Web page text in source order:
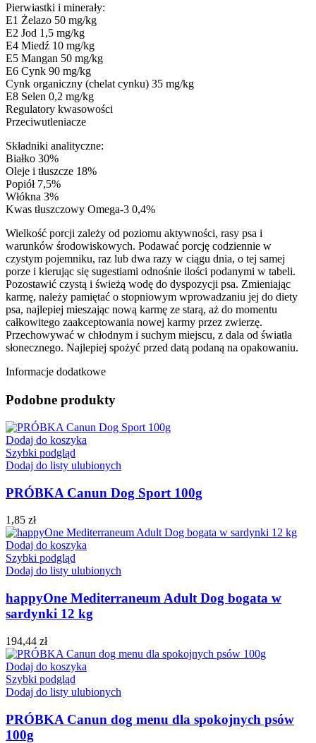
Pierwiastki i minerały:
E1 Żelazo 50 mg/kg
E2 Jod 1,5 mg/kg
E4 Miedź 10 mg/kg
E5 Mangan 50 mg/kg
E6 Cynk 90 mg/kg
Cynk organiczny (chelat cynku) 35 mg/kg
E8 Selen 0,2 mg/kg
Regulatory kwasowości
Przeciwutleniacze
Składniki analityczne:
Białko 30%
Oleje i tłuszcze 18%
Popiół 7,5%
Włókna 3%
Kwas tłuszczowy Omega-3 0,4%
Wielkość porcji zależy od poziomu aktywności, rasy psa i
warunków środowiskowych. Podawać porcję codziennie w
czystym pojemniku, raz lub dwa razy w ciągu dnia, o tej samej
porze i kierując się sugestiami odnośnie ilości podanymi w tabeli.
Pozostawić czystą i świeżą wodę do dyspozycji psa. Zmieniając
karmę, należy pamiętać o stopniowym wprowadzaniu jej do diety
psa, najlepiej mieszając nową karmę ze starą, aż do momentu
całkowitego zaakceptowania nowej karmy przez zwierzę.
Przechowywać w chłodnym i suchym miejscu, z dala od światła
słonecznego. Najlepiej spożyć przed datą podaną na opakowaniu.
Informacje dodatkowe
Podobne produkty
Dodaj do koszyka
Szybki podgląd
Dodaj do listy ulubionych
PRÓBKA Canun Dog Sport 100g
1,85 zł
Dodaj do koszyka
Szybki podgląd
Dodaj do listy ulubionych
happyOne Mediterraneum Adult Dog bogata w
sardynki 12 kg
194,44 zł
Dodaj do koszyka
Szybki podgląd
Dodaj do listy ulubionych
PRÓBKA Canun dog menu dla spokojnych psów
100g